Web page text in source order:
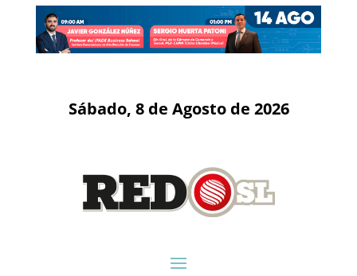
Sábado, 8 de Agosto de 2026